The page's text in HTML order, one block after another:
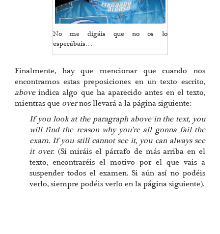
No me digáis que no os lo
esperábais…
Finalmente, hay que mencionar que cuando nos
encontramos estas preposiciones en un texto escrito,
aboveindica algo que ha aparecido antes en el texto,
mientras que overnos llevará a la página siguiente:
If you look at the paragraph above in the text, you
will find the reason why you’re all gonna fail the
exam. If you still cannot see it, you can always see
it over. (Si miráis el párrafo de más arriba en el
texto, encontraréis el motivo por el que vais a
suspender todos el examen. Si aún así no podéis
verlo, siempre podéis verlo en la página siguiente).